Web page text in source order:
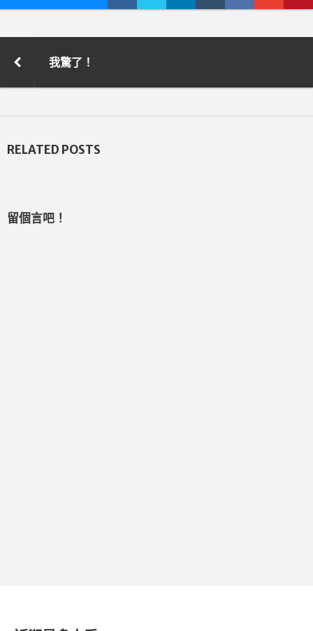
我驚了！
RELATED POSTS
留個言吧！